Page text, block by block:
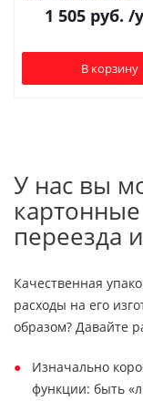
1 505руб. /
В корзину
У нас вы
переезда
Качественная
расходы на его
образом? Давайте
Изначально
функции: быть